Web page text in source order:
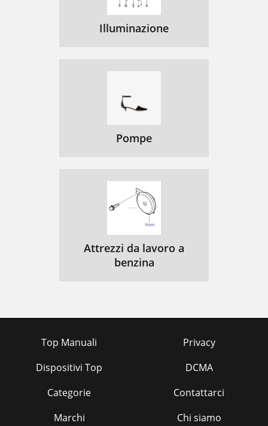
Illuminazione
Pompe
Attrezzi da lavoro a
benzina
Top Manuali
Dispositivi Top
Categorie
Marchi
Privacy
DCMA
Contattarci
Chi siamo